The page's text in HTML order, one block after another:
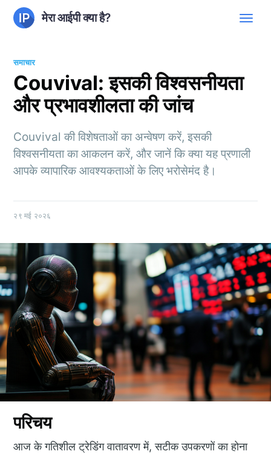
मेरा आईपी क्या है?
समाचार
Couvival: इसकी विश्वसनीयता
और प्रभावशीलता की जांच
Couvival की विशेषताओं का अन्वेषण करें, इसकी
विश्वसनीयता का आकलन करें, और जानें कि क्या यह प्रणाली
आपके व्यापारिक आवश्यकताओं के लिए भरोसेमंद है।
२९ मई २०२६
परिचय
आज के गतिशील ट्रेडिंग वातावरण में, सटीक उपकरणों का होना